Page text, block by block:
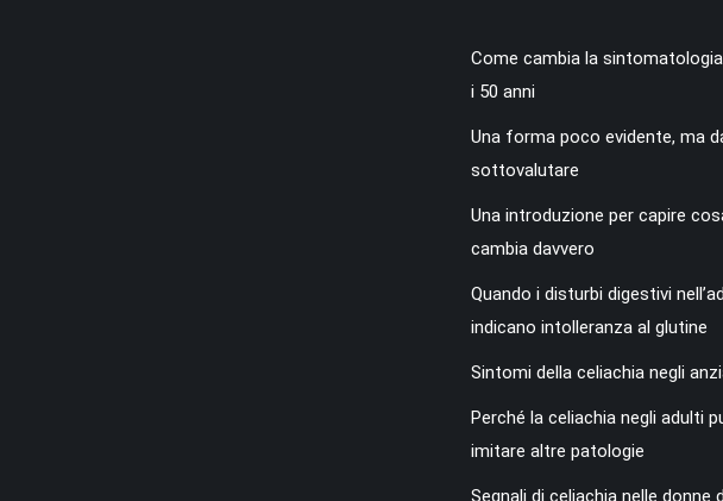
Come cambia la
i 50 anni
Una forma poco evidente, ma
sottovalutare
Una introduzione per capire
cambia davvero
Quando i disturbi digestivi
indicano intolleranza al glutine
Sintomi della celiachia negli
Perché la celiachia negli adulti
imitare altre patologie
Segnali di celiachia nelle donne